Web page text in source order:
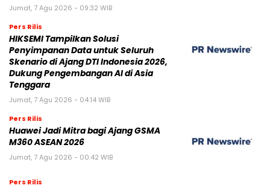
Jumat, 7 Agu 2026 - 09:32 WIB
Pers Rilis
HIKSEMI Tampilkan Solusi
Penyimpanan Data untuk Seluruh
Skenario di Ajang DTI Indonesia 2026,
Dukung Pengembangan AI di Asia
Tenggara
Jumat, 7 Agu 2026 - 04:14 WIB
Pers Rilis
Huawei Jadi Mitra bagi Ajang GSMA
M360 ASEAN 2026
Jumat, 7 Agu 2026 - 00:42 WIB
Pers Rilis